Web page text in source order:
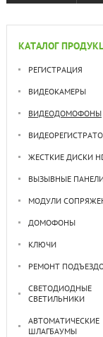
КАТАЛОГ
РЕГИСТРАЦИЯ
ВИДЕОКАМЕРЫ
ВИДЕОДОМОФОНЫ
ЖЕСТКИЕ ДИСКИ
ВЫЗЫВНЫЕ
МОДУЛИ
ДОМОФОНЫ
КЛЮЧИ
РЕМОНТ
СВЕТОДИОДНЫЕ
СВЕТИЛЬНИКИ
АВТОМАТИЧЕСКИЕ
ШЛАГБАУМЫ